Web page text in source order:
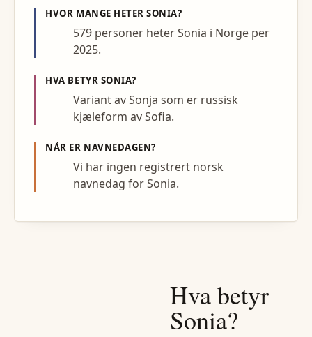
HVOR MANGE HETERSONIA?
579 personer heter Sonia i Norge per
2025.
HVA BETYR SONIA?
Variant av Sonja som er russisk
kjæleform av Sofia.
NÅR ER NAVNEDAGEN?
Vi har ingen registrert norsk
navnedag for Sonia.
Hva betyr
Sonia?